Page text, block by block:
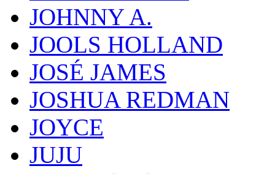
JOHNNY A.
JOOLS HOLLAND
JOSÉ JAMES
JOSHUA REDMAN
JOYCE
JUJU